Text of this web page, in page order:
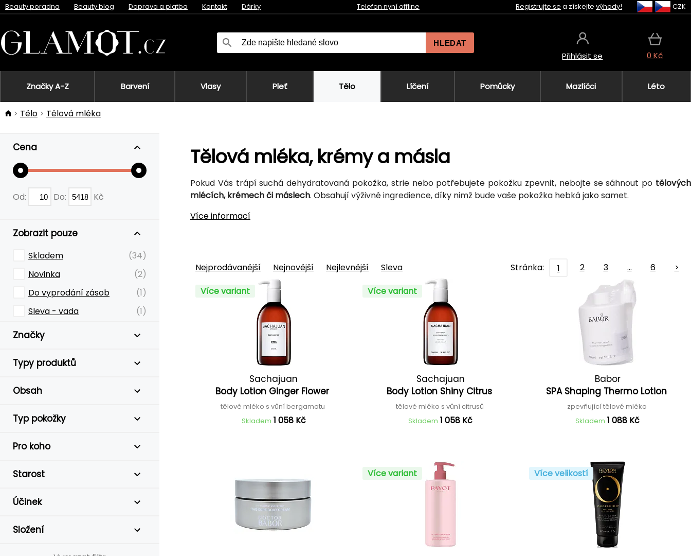
Beauty poradna Beauty blog Doprava a platba Kontakt Dárky Telefon nyní offline Registrujte se a získejte výhody! CZK
HLEDAT
Přihlásit se 0 Kč
Značky A-Z Barvení Vlasy Pleť Tělo Líčení Pomůcky Mazlíčci Léto
Tělo Tělová mléka
Cena
Od: Do: Kč
Zobrazit pouze
Skladem
(34)
Novinka
(2)
Do vyprodání zásob
(1)
Sleva - vada
(1)
Značky
Typy produktů
Obsah
Typ pokožky
Pro koho
Starost
Účinek
Složení
Tělová mléka, krémy a másla
Pokud Vás trápí suchá dehydratovaná pokožka, strie nebo potřebujete pokožku zpevnit, nebojte se sáhnout po tělových
mlécích, krémech či máslech. Obsahují výživné ingredience, díky nimž bude vaše pokožka hebká jako samet.
Více informací
Nejprodávanější Nejnovější Nejlevnější Sleva Stránka: 1 2 3 … 6
>
Více variant
Sachajuan
Body Lotion Ginger Flower
tělové mléko s vůní bergamotu
Skladem 1 058 Kč
Více variant
Sachajuan
Body Lotion Shiny Citrus
tělové mléko s vůní citrusů
Skladem 1 058 Kč
Babor
SPA Shaping Thermo Lotion
zpevňující tělové mléko
Skladem 1 088 Kč
Více variant Více velikostí